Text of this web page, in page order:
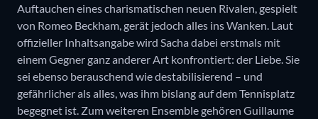
Auftauchen eines charismatischen neuen Rivalen, gespielt
von Romeo Beckham, gerät jedoch alles ins Wanken. Laut
offizieller Inhaltsangabe wird Sacha dabei erstmals mit
einem Gegner ganz anderer Art konfrontiert: der Liebe. Sie
sei ebenso berauschend wie destabilisierend – und
gefährlicher als alles, was ihm bislang auf dem Tennisplatz
begegnet ist. Zum weiteren Ensemble gehören Guillaume